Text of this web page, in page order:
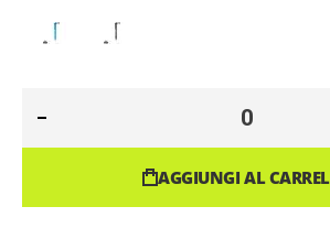
AGGIUNGI AL